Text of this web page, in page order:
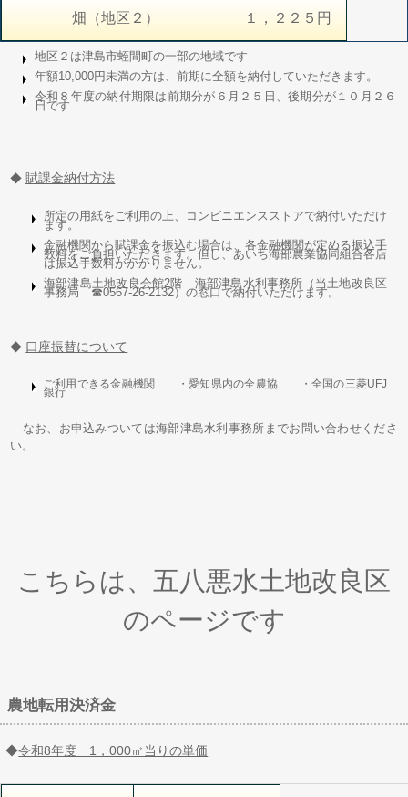
畑（地区２） １，２２５円
地区２は津島市蛭間町の一部の地域です
年額10,000円未満の方は、前期に全額を納付していただきます。
令和８年度の納付期限は前期分が６月２５日、後期分が１０月２６
日です
◆賦課金納付方法
所定の用紙をご利用の上、コンビニエンスストアで納付いただけ
ます。
金融機関から賦課金を振込む場合は、各金融機関が定める振込手
数料をご負担いただきます。但し、あいち海部農業協同組合各店
は振込手数料がかかりません。
海部津島土地改良会館2階 海部津島水利事務所（当土地改良区
事務局 ☎0567-26-2132）の窓口で納付いただけます。
◆ 口座振替について
ご利用できる金融機関 ・愛知県内の全農協 ・全国の三菱UFJ
銀行
なお、お申込みついては海部津島水利事務所までお問い合わせくださ
い。
こちらは、五八悪水土地改良区
のページです
農地転用決済金
◆令和8年度 1，000㎡当りの単価